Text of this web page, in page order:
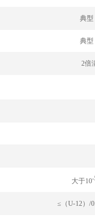
典
典
2倍
大于10-
≤（U-12）